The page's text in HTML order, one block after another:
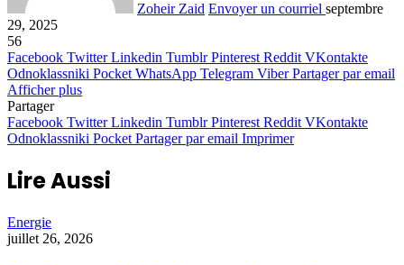
Zoheir Zaid Envoyer un courriel septembre
29, 2025
56
Facebook Twitter Linkedin Tumblr Pinterest Reddit VKontakte
Odnoklassniki Pocket WhatsApp Telegram Viber Partager par email
Afficher plus
Partager
Facebook Twitter Linkedin Tumblr Pinterest Reddit VKontakte
Odnoklassniki Pocket Partager par email Imprimer
Lire Aussi
Energie
juillet 26, 2026